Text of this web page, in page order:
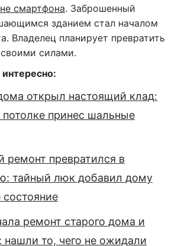
смартфона. Заброшенный
зданием стал началом
Владелец планирует превратить
силами.
открыл настоящий клад:
потолке принес шальные
ремонт превратился в
тайный люк добавил дому
ремонт старого дома и
нашли то, чего не ожидали